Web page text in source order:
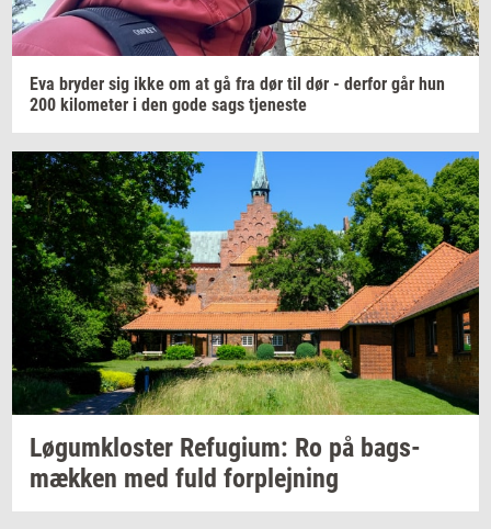
Eva bry­der sig ikke om at gå fra dør til dør - der­for går hun
200 ki­lo­me­ter i den gode sags tje­ne­ste
Løgum­klo­ster Re­fu­gi­um: Ro på bags­
mæk­ken med fuld for­plej­ning